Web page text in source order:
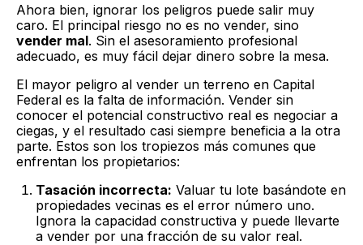
Ahora bien, ignorar los peligros puede salir muy
caro. El principal riesgo no es no vender, sino
vender mal. Sin el asesoramiento profesional
adecuado, es muy fácil dejar dinero sobre la mesa.
El mayor peligro al vender un terreno en Capital
Federal es la falta de información. Vender sin
conocer el potencial constructivo real es negociar a
ciegas, y el resultado casi siempre beneficia a la otra
parte. Estos son los tropiezos más comunes que
enfrentan los propietarios:
Tasación incorrecta: Valuar tu lote basándote en
propiedades vecinas es el error número uno.
Ignora la capacidad constructiva y puede llevarte
a vender por una fracción de su valor real.